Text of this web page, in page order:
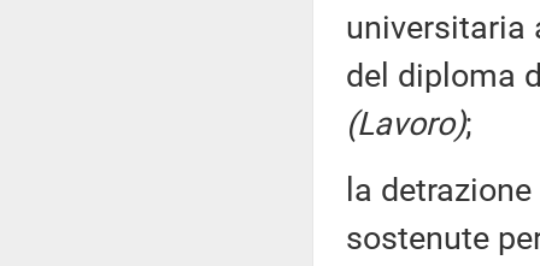
universitaria
del diploma
(Lavoro);
la
sostenute